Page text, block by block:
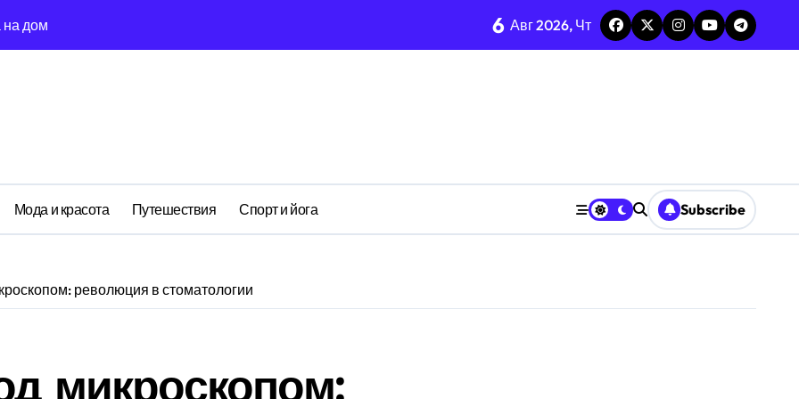
алкогольной интоксикации на дому
на дом: детоксикация и кодирование круглосуточно
грамотность: как читать между строк
лица и тела
6 Авг 2026, Чт
Мода и красота Путешествия Спорт и йога Subscribe
революция в стоматологии
микроскопом: